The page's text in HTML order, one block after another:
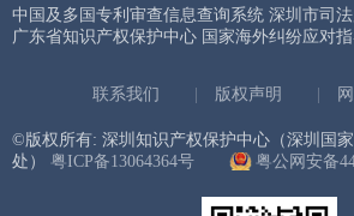
中国及多国专利审查信息查询系统 深圳市司
广东省知识产权保护中心 国家海外纠纷应对
联系我们 版权声明
©版权所有: 深圳知识产权保护中心（深圳国
处） 粤ICP备13064364号 粤公网安备